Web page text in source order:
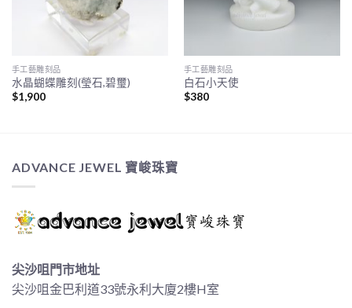
手工藝雕刻品
水晶蝴蝶雕刻(瑩石,碧璽)
$1,900
手工藝雕刻品
白石小天使
$380
ADVANCE JEWEL 寶峻珠寶
尖沙咀門市地址
尖沙咀金巴利道33號永利大廈2樓H室